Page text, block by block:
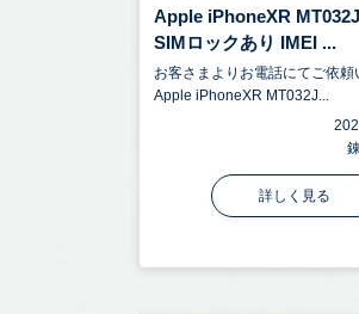
Apple iPhoneXR
SIMロックあり IMEI ...
お客さまよりお電話にてご依頼
Apple iPhoneXR MT032J...
詳しく見る